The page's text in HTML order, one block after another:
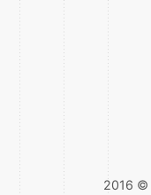
2016 ©